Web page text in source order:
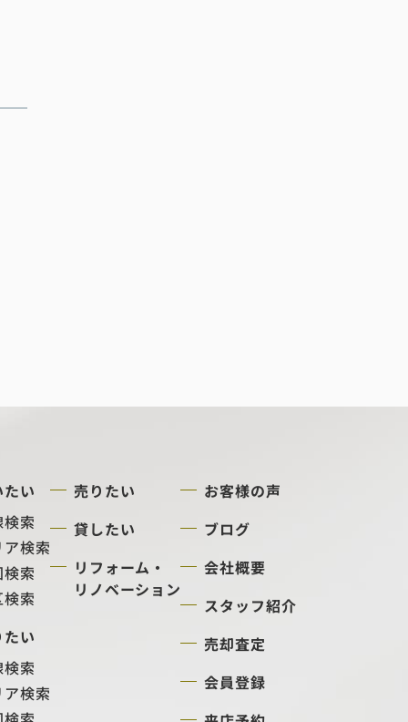
い
索
ア検索
索
索
い
索
ア検索
売りたい
貸したい
リフォーム・
リノベーション
お客様の声
ブログ
会社概要
スタッフ紹介
売却査定
会員登録